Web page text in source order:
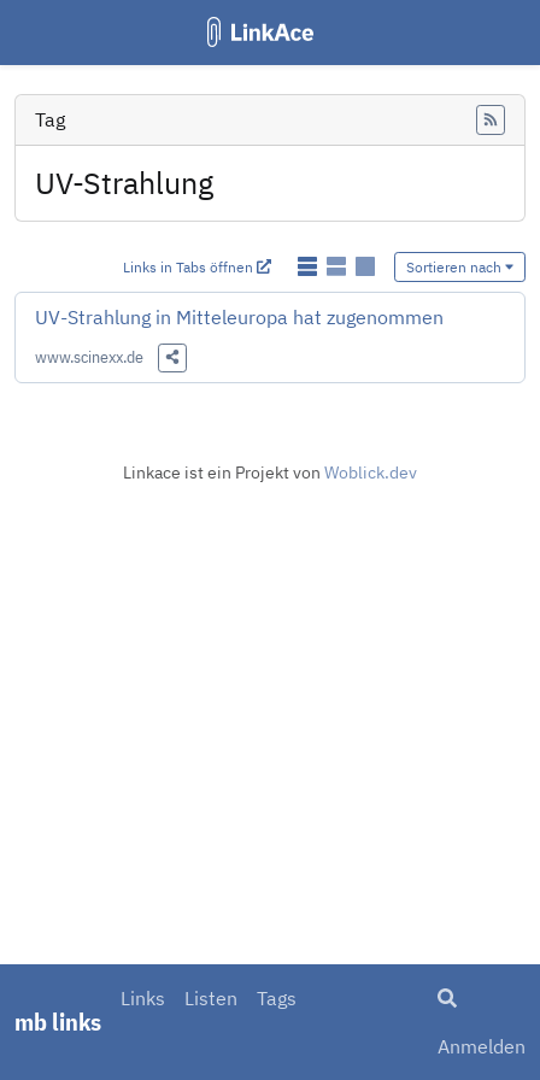
mb links
Links Listen Tags
Anmelden
Tag
UV-Strahlung
Links in Tabs öffnen Sortieren nach
UV-Strahlung in Mitteleuropa hat zugenommen
www.scinexx.de
Diesen Link teilen
Linkace ist ein Projekt von Woblick.dev